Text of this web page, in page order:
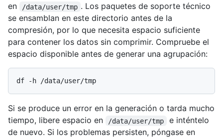
en
/data/user/tmp . Los paquetes de soporte técnico
se ensamblan en este directorio antes de la
compresión, por lo que necesita espacio suficiente
para contener los datos sin comprimir. Compruebe el
espacio disponible antes de generar una agrupación:
Si se produce un error en la generación o tarda mucho
tiempo, libere espacio en
/data/user/tmp
e inténtelo
de nuevo. Si los problemas persisten, póngase en